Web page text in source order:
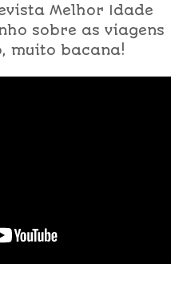
Melhor Idade
sobre as viagens
muito bacana!